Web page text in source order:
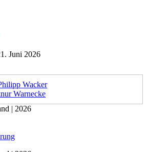
Juni 2026
Wacker
Warnecke
| 2026